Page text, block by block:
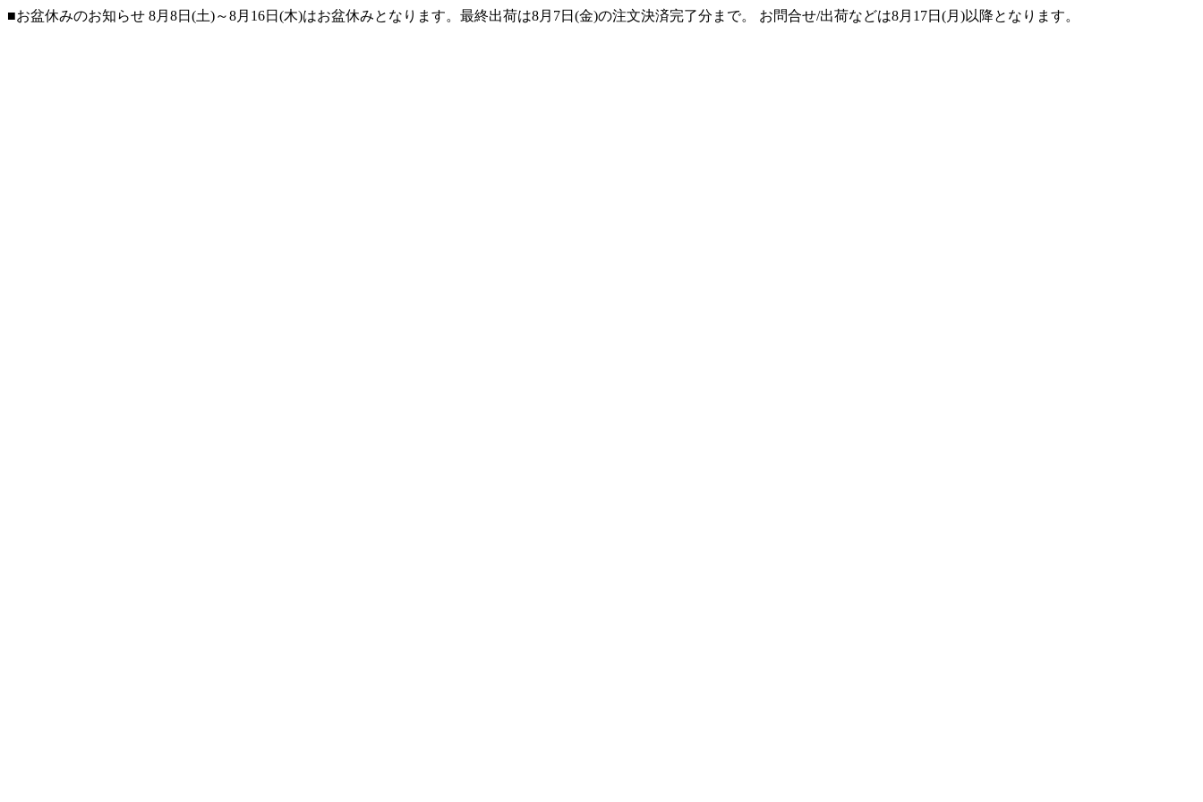
■お盆休みのお知らせ 8月8日(土)～8月16日(木)はお盆休みとなります。最終出荷は8月7日(金)の注文決済完了分まで。 お問合せ/出荷などは8月17日(月)以降となります。